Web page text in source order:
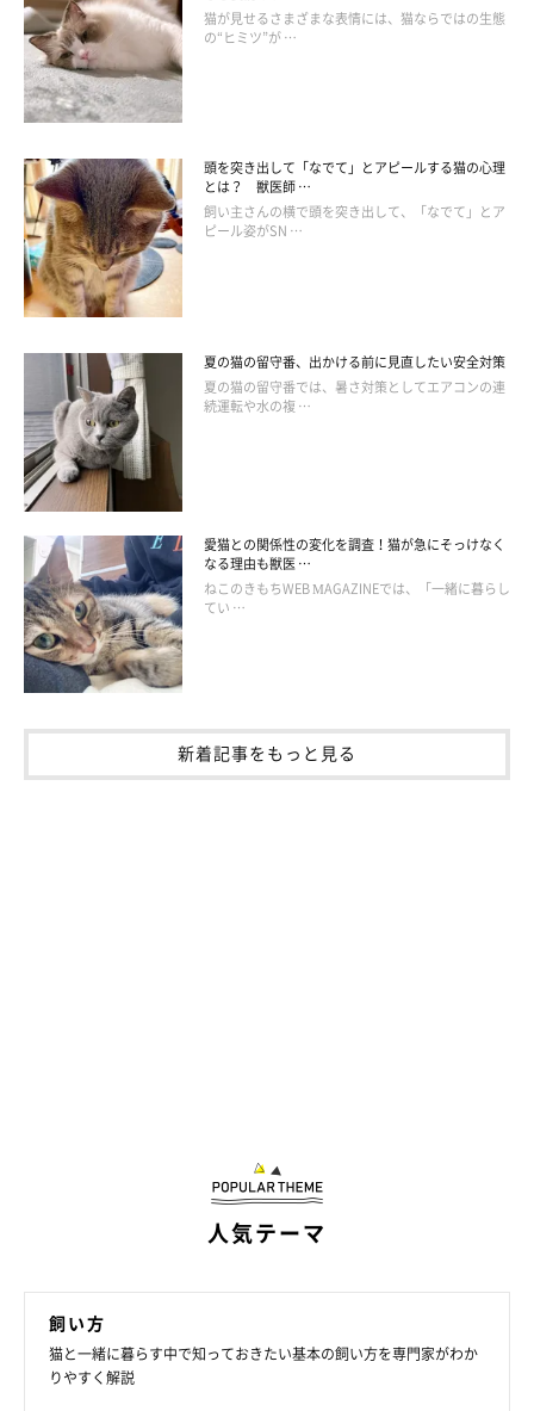
こちらは“のび”をするアメリカンショートヘアのりきくん。
寒い季節は特に人もやりがちな、“のび”をしたにもかかわらずも
う一眠りしてしまうパターンでしょうか？心なしか顔までちょっ
と伸びているようで大変キュートです！
猫の“のび”は「準備体操」のためでもある
猫が見せるさまざまな表情には、猫ならではの生態
の“ヒミツ”が …
頭を突き出して「なでて」とアピールする猫の心理
とは？ 獣医師 …
飼い主さんの横で頭を突き出して、「なでて」とア
ピール姿がSN …
夏の猫の留守番、出かける前に見直したい安全対策
夏の猫の留守番では、暑さ対策としてエアコンの連
続運転や水の複 …
愛猫との関係性の変化を調査！猫が急にそっけなく
なる理由も獣医 …
ねこのきもちWEB MAGAZINEでは、「一緒に暮らし
てい …
新着記事をもっと見る
人気テーマ
飼い方
猫と一緒に暮らす中で知っておきたい基本の飼い方を専門家がわか
りやすく解説